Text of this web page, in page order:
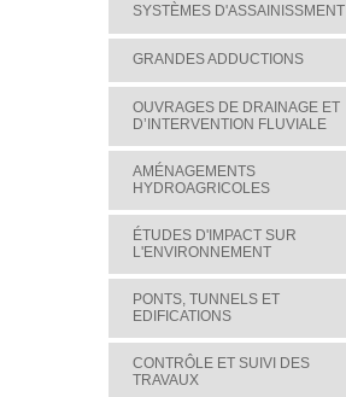
SYSTÈMES D'ASSAINISSMENT
GRANDES ADDUCTIONS
OUVRAGES DE DRAINAGE ET
D’INTERVENTION FLUVIALE
AMÉNAGEMENTS
HYDROAGRICOLES
ÉTUDES D'IMPACT SUR
L'ENVIRONNEMENT
PONTS, TUNNELS ET
EDIFICATIONS
CONTRÔLE ET SUIVI DES
TRAVAUX